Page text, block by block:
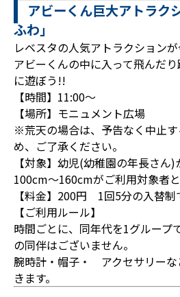
アビーくん巨大アトラク
ふわ」
レベスタの人気アトラクション
アビーくんの中に入って飛んだ
に遊ぼう!!
【時間】11:00～
【場所】モニュメント広場
※荒天の場合は、予告なく中止
め、ご了承ください。
【対象】幼児(幼稚園の年長さん
100cm～160cmがご利用対象者と
【料金】200円 1回5分の入替
【ご利用ルール】
時間ごとに、同年代を1グループ
の同伴はございません。
腕時計・帽子・ アクセサリーな
きます。